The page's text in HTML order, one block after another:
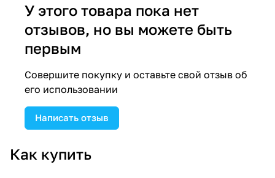
У этого товара пока нет
отзывов, но вы можете быть
первым
Совершите покупку и оставьте свой отзыв об
его использовании
Написать отзыв
Как купить